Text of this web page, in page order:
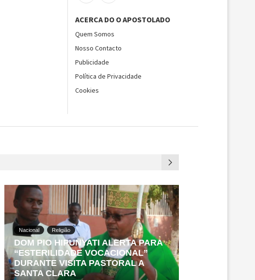
ACERCA DO O APOSTOLADO
Quem Somos
Nosso Contacto
Publicidade
Política de Privacidade
Cookies
Nacional Religião
DOM PIO HIPUNYATI ALERTA PARA
“ESTERILIDADE VOCACIONAL”
DURANTE VISITA PASTORAL A
SANTA CLARA